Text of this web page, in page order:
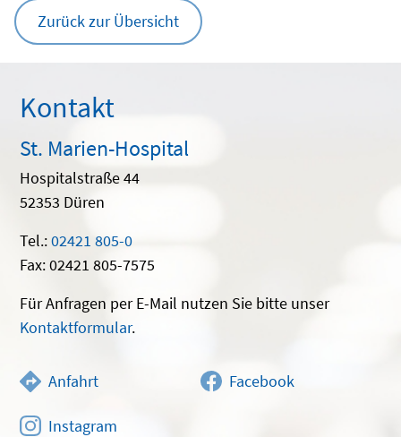
Zurück zur Übersicht
Kontakt
St. Marien-Hospital
Hospitalstraße 44
52353 Düren
Tel.:02421 805-0
Fax: 02421 805-7575
Für Anfragen per E-Mail nutzen Sie bitte unser
Kontaktformular.
Anfahrt Facebook
Instagram